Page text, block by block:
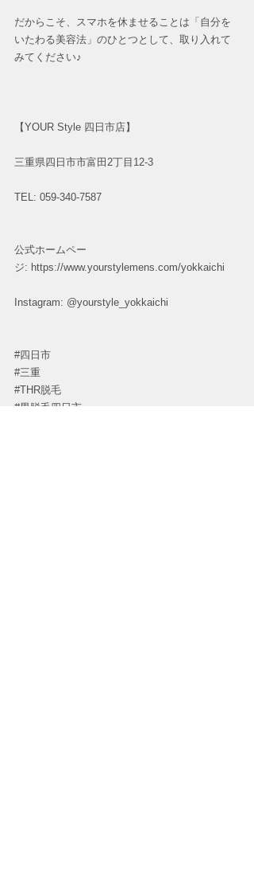
だからこそ、スマホを休ませることは「自分を
いたわる美容法」のひとつとして、取り入れて
みてください♪
【YOUR Style 四日市店】
三重県四日市市富田2丁目12-3
TEL: 059-340-7587
公式ホームペー
ジ: https://www.yourstylemens.com/yokkaichi
Instagram: @yourstyle_yokkaichi
#四日市
#三重
#THR脱毛
#男脱毛四日市